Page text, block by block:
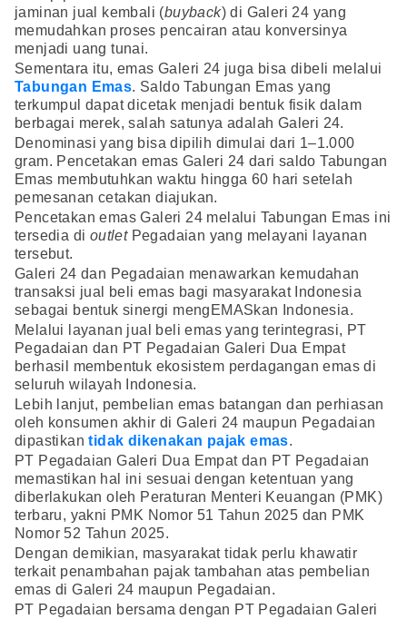
jaminan jual kembali (buyback) di Galeri 24 yang
memudahkan proses pencairan atau konversinya
menjadi uang tunai.
Sementara itu, emas Galeri 24 juga bisa dibeli melalui
Tabungan Emas. Saldo Tabungan Emas yang
terkumpul dapat dicetak menjadi bentuk fisik dalam
berbagai merek, salah satunya adalah Galeri 24.
Denominasi yang bisa dipilih dimulai dari 1–1.000
gram. Pencetakan emas Galeri 24 dari saldo Tabungan
Emas membutuhkan waktu hingga 60 hari setelah
pemesanan cetakan diajukan.
Pencetakan emas Galeri 24 melalui Tabungan Emas ini
tersedia di outletPegadaian yang melayani layanan
tersebut.
Galeri 24 dan Pegadaian menawarkan kemudahan
transaksi jual beli emas bagi masyarakat Indonesia
sebagai bentuk sinergi mengEMASkan Indonesia.
Melalui layanan jual beli emas yang terintegrasi, PT
Pegadaian dan PT Pegadaian Galeri Dua Empat
berhasil membentuk ekosistem perdagangan emas di
seluruh wilayah Indonesia.
Lebih lanjut, pembelian emas batangan dan perhiasan
oleh konsumen akhir di Galeri 24 maupun Pegadaian
dipastikantidak dikenakan pajak emas.
PT Pegadaian Galeri Dua Empat dan PT Pegadaian
memastikan hal ini sesuai dengan ketentuan yang
diberlakukan oleh Peraturan Menteri Keuangan (PMK)
terbaru, yakni PMK Nomor 51 Tahun 2025 dan PMK
Nomor 52 Tahun 2025.
Dengan demikian, masyarakat tidak perlu khawatir
terkait penambahan pajak tambahan atas pembelian
emas di Galeri 24 maupun Pegadaian.
PT Pegadaian bersama dengan PT Pegadaian Galeri